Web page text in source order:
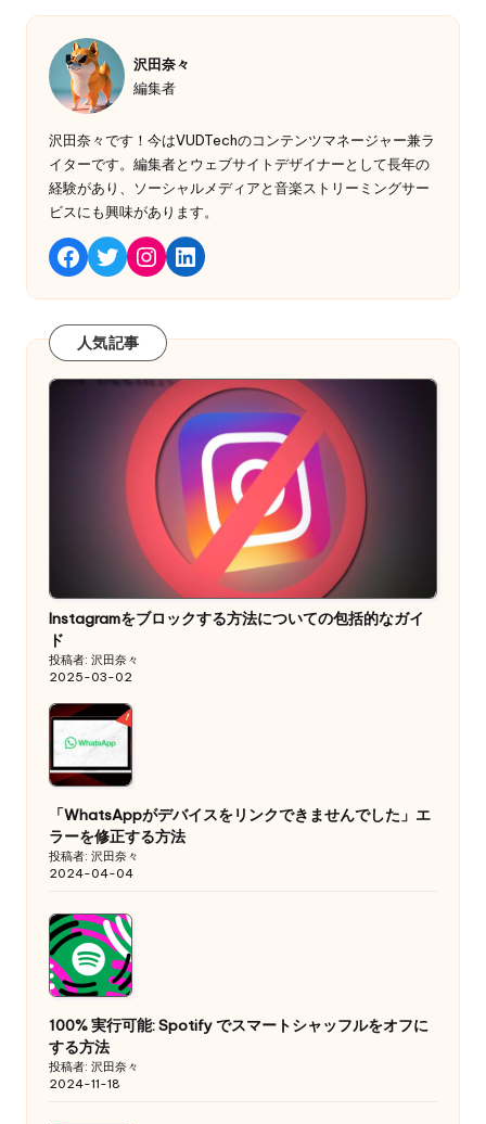
沢田奈々
編集者
沢田奈々です！今はVUDTechのコンテンツマネージャー兼ラ
イターです。編集者とウェブサイトデザイナーとして長年の
経験があり、ソーシャルメディアと音楽ストリーミングサー
ビスにも興味があります。
Facebook
Twitter
Instagram
LinkedIn
人気記事
Instagramをブロックする方法についての包括的なガイ
ド
投稿者: 沢田奈々
2025-03-02
「WhatsAppがデバイスをリンクできませんでした」エ
ラーを修正する方法
投稿者: 沢田奈々
2024-04-04
100% 実行可能: Spotify でスマートシャッフルをオフに
する方法
投稿者: 沢田奈々
2024-11-18